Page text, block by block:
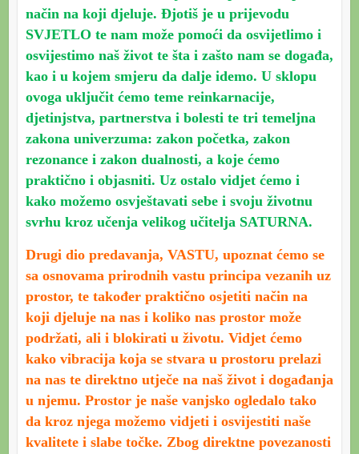
način na koji djeluje. Đjotiš je u prijevodu
SVJETLO te nam može pomoći da osvijetlimo i
osvijestimo naš život te šta i zašto nam se događa,
kao i u kojem smjeru da dalje idemo. U sklopu
ovoga uključit ćemo teme reinkarnacije,
djetinjstva, partnerstva i bolesti te tri temeljna
zakona univerzuma: zakon početka, zakon
rezonance i zakon dualnosti, a koje ćemo
praktično i objasniti. Uz ostalo vidjet ćemo i
kako možemo osvještavati sebe i svoju životnu
svrhu kroz učenja velikog učitelja SATURNA.
Drugi dio predavanja, VASTU, upoznat ćemo se
sa osnovama prirodnih vastu principa vezanih uz
prostor, te također praktično osjetiti način na
koji djeluje na nas i koliko nas prostor može
podržati, ali i blokirati u životu. Vidjet ćemo
kako vibracija koja se stvara u prostoru prelazi
na nas te direktno utječe na naš život i događanja
u njemu. Prostor je naše vanjsko ogledalo tako
da kroz njega možemo vidjeti i osvijestiti naše
kvalitete i slabe točke. Zbog direktne povezanosti